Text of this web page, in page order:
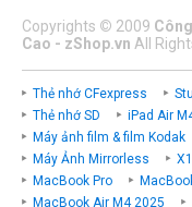
Copyrights © 2009
Cao - zShop.vn All
Thẻ nhớ CFexpress
Thẻ nhớ SD
iPad Air
Máy ảnh film & film Kodak
Máy Ảnh Mirrorless
MacBook Pro
MacBook Air M4 2025